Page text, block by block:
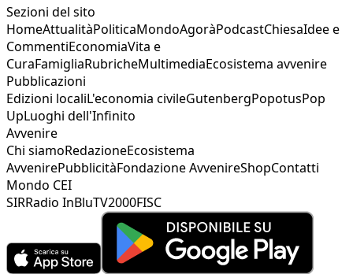
Sezioni del sito
HomeAttualitàPoliticaMondoAgoràPodcastChiesaIdee e
CommentiEconomiaVita e
CuraFamigliaRubricheMultimediaEcosistema avvenire
Pubblicazioni
Edizioni localiL'economia civileGutenbergPopotusPop
UpLuoghi dell'Infinito
Avvenire
Chi siamoRedazioneEcosistema
AvvenirePubblicitàFondazione AvvenireShopContatti
Mondo CEI
SIRRadio InBluTV2000FISC